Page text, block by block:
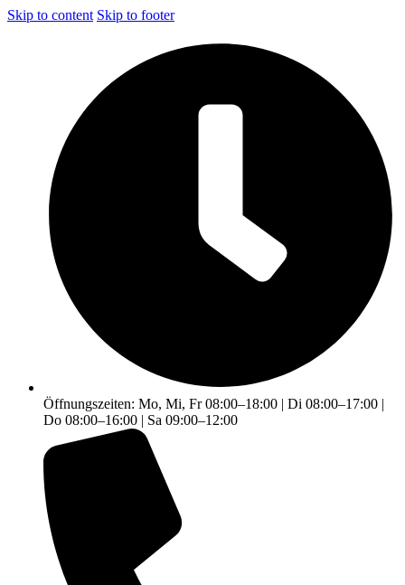
Skip to content Skip to footer
Öffnungszeiten: Mo, Mi, Fr 08:00–18:00 | Di 08:00–17:00 |
Do 08:00–16:00 | Sa 09:00–12:00